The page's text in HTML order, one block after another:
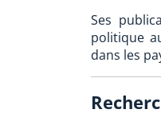
Ses
politique
dans les